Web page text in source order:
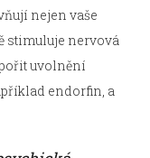
nejen vaše
stimuluje nervová
uvolnění
endorfin, a